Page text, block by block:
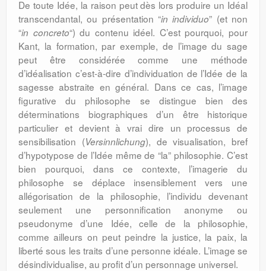
De toute Idée, la raison peut dès lors produire un Idéal
transcendantal, ou présentation “in individuo” (et non
“in concreto“) du contenu idéel. C’est pourquoi, pour
Kant, la formation, par exemple, de l’image du sage
peut être considérée comme une méthode
d’idéalisation c’est-à-dire d’individuation de l’Idée de la
sagesse abstraite en général. Dans ce cas, l’image
figurative du philosophe se distingue bien des
déterminations biographiques d’un être historique
particulier et devient à vrai dire un processus de
sensibilisation (Versinnlichung), de visualisation, bref
d’hypotypose de l’Idée même de “la” philosophie. C’est
bien pourquoi, dans ce contexte, l’imagerie du
philosophe se déplace insensiblement vers une
allégorisation de la philosophie, l’individu devenant
seulement une personnification anonyme ou
pseudonyme d’une Idée, celle de la philosophie,
comme ailleurs on peut peindre la justice, la paix, la
liberté sous les traits d’une personne idéale. L’image se
désindividualise, au profit d’un personnage universel.